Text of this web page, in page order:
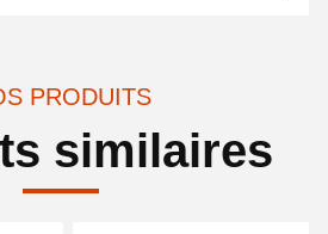
PRODUITS
similaires